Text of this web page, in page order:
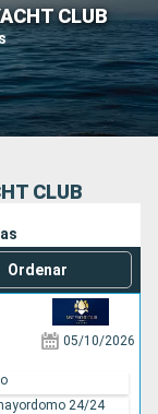
CLUB
Compañías
CLUB
Ordenar
05/10/2026
24/24